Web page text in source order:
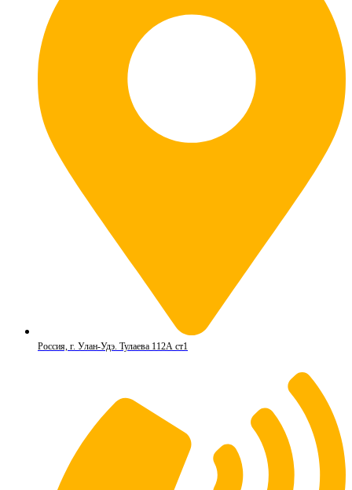
Россия, г. Улан-Удэ. Тулаева 112А ст1